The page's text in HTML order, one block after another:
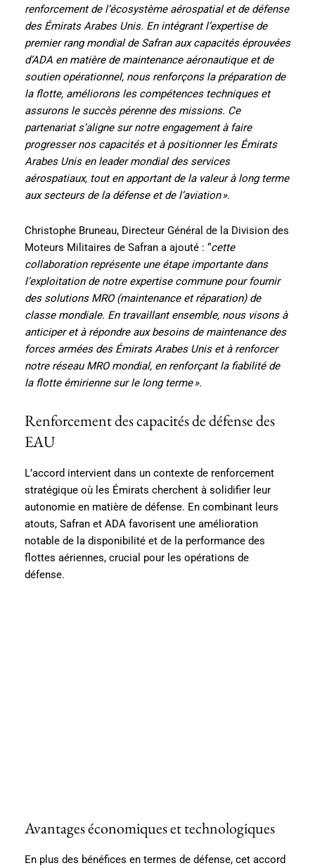
renforcement de l’écosystème aérospatial et de défense
des Émirats Arabes Unis. En intégrant l’expertise de
premier rang mondial de Safran aux capacités éprouvées
d’ADA en matière de maintenance aéronautique et de
soutien opérationnel, nous renforçons la préparation de
la flotte, améliorons les compétences techniques et
assurons le succès pérenne des missions. Ce
partenariat s’aligne sur notre engagement à faire
progresser nos capacités et à positionner les Émirats
Arabes Unis en leader mondial des services
aérospatiaux, tout en apportant de la valeur à long terme
aux secteurs de la défense et de l’aviation ».
Christophe Bruneau, Directeur Général de la Division des
Moteurs Militaires de Safran a ajouté : “cette
collaboration représente une étape importante dans
l’exploitation de notre expertise commune pour fournir
des solutions MRO (maintenance et réparation) de
classe mondiale. En travaillant ensemble, nous visons à
anticiper et à répondre aux besoins de maintenance des
forces armées des Émirats Arabes Unis et à renforcer
notre réseau MRO mondial, en renforçant la fiabilité de
la flotte émirienne sur le long terme ».
Renforcement des capacités de défense des
EAU
L’accord intervient dans un contexte de renforcement
stratégique où les Émirats cherchent à solidifier leur
autonomie en matière de défense. En combinant leurs
atouts, Safran et ADA favorisent une amélioration
notable de la disponibilité et de la performance des
flottes aériennes, crucial pour les opérations de
défense.
Avantages économiques et technologiques
En plus des bénéfices en termes de défense, cet accord